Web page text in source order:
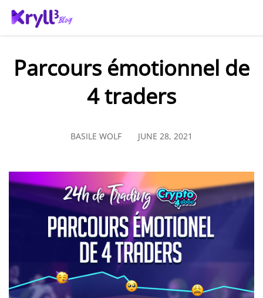
Parcours émotionnel de
4 traders
BASILE WOLF JUNE 28, 2021